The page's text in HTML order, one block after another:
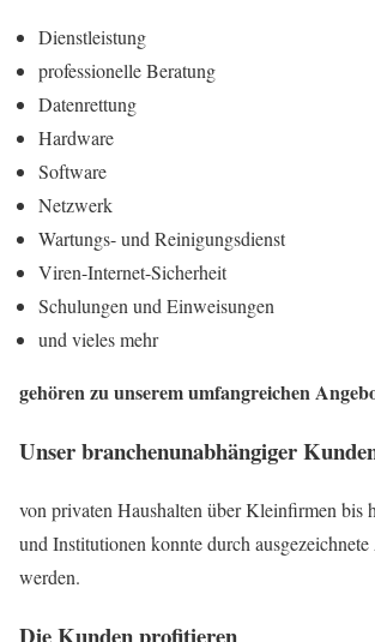
Dienstleistung
professionelle Beratung
Datenrettung
Hardware
Software
Netzwerk
Wartungs- und Reinigungsdienst
Viren-Internet-Sicherheit
Schulungen und Einweisungen
und vieles mehr
gehören zu unserem umfangreichen
Unser branchenunabhängiger
von privaten Haushalten über Kleinfirmen bis
und Institutionen konnte durch
werden.
Die Kunden profitieren